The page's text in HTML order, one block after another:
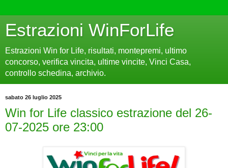
Estrazioni WinForLife
Estrazioni Win for Life, risultati, montepremi, ultimo
concorso, verifica vincita, ultime vincite, Vinci Casa,
controllo schedina, archivio.
sabato 26 luglio 2025
Win for Life classico estrazione del 26-
07-2025 ore 23:00